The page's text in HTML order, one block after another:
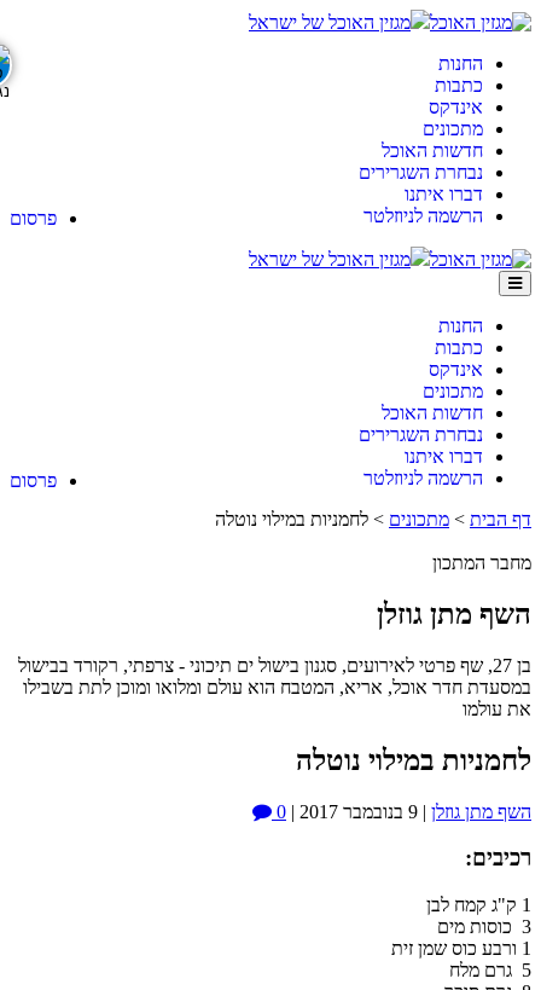
מגזין האוכל של ישראל
האוכל
השגרירים
איתנו
פרסום
לניוזלטר
מגזין האוכל של ישראל
האוכל
השגרירים
איתנו
פרסום
לניוזלטר
>מתכונים >לחמניות במילוי נוטלה
גוזלן
27, שף פרטי לאירועים, סגנון בישול ים תיכוני - צרפתי, רקורד בבישול
חדר אוכל, אריא, המטבח הוא עולם ומלואו ומוכן לתת בשבילו
במילוי נוטלה
|9 בנובמבר 2017 |
0